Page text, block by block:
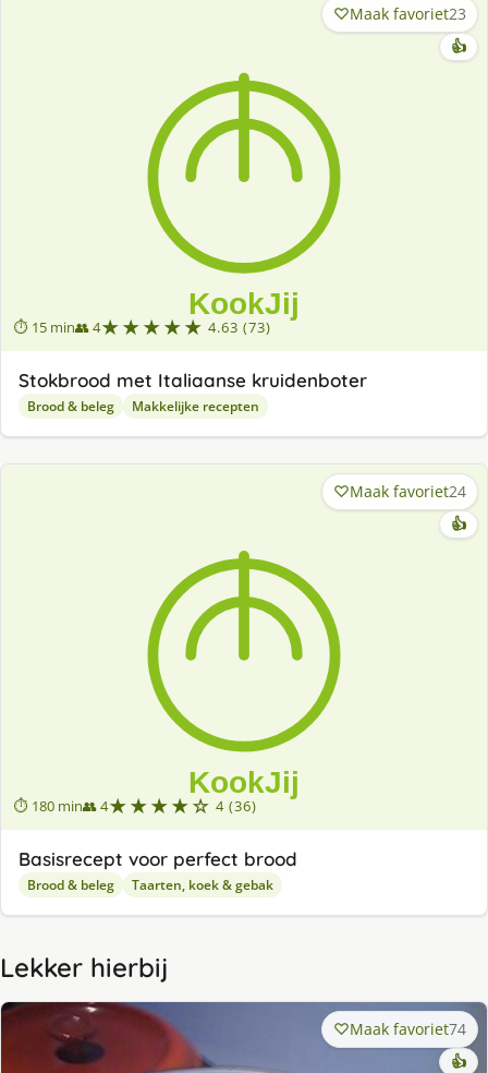
⏱ 15 min👥 4★★★★★ 4.63 (73)
Maak favoriet23
👍
Stokbrood met Italiaanse kruidenboter
Brood & beleg Makkelijke recepten
⏱ 180 min👥 4★★★★☆ 4 (36)
Maak favoriet24
👍
Basisrecept voor perfect brood
Brood & beleg Taarten, koek & gebak
Lekker hierbij
Maak favoriet74
👍